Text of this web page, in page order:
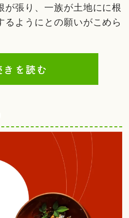
が張り、一族が土地にに根
るようにとの願いがこめら
きを読む